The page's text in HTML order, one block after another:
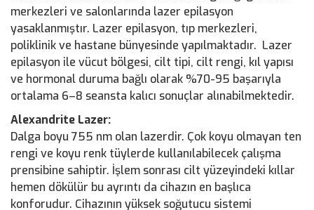
merkezleri ve salonlarında lazer epilasyon
yasaklanmıştır. Lazer epilasyon, tıp merkezleri,
poliklinik ve hastane bünyesinde yapılmaktadır. Lazer
epilasyon ile vücut bölgesi, cilt tipi, cilt rengi, kıl yapısı
ve hormonal duruma bağlı olarak %70-95 başarıyla
ortalama 6–8 seansta kalıcı sonuçlar alınabilmektedir.
Alexandrite Lazer:
Dalga boyu 755 nm olan lazerdir. Çok koyu olmayan ten
rengi ve koyu renk tüylerde kullanılabilecek çalışma
prensibine sahiptir. İşlem sonrası cilt yüzeyindeki kıllar
hemen dökülür bu ayrıntı da cihazın en başlıca
konforudur. Cihazının yüksek soğutucu sistemi